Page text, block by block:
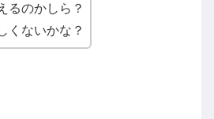
るのかしら？
くないかな？